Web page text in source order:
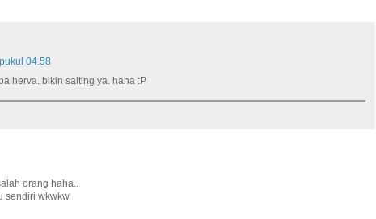
04.58
herva. bikin salting ya. haha :P
orang haha..
sendiri wkwkw